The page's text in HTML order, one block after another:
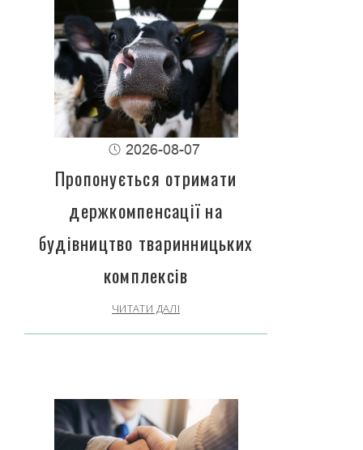
2026-08-07
Пропонується отримати
держкомпенсації на
будівництво тваринницьких
комплексів
ЧИТАТИ ДАЛІ